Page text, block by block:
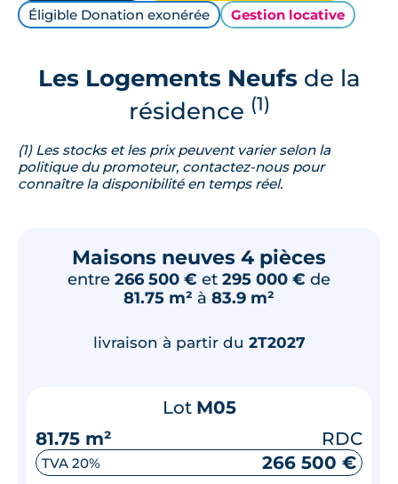
Éligible Donation exonérée
Gestion locative
Les Logements Neufsde la
résidence (1)
(1) Les stocks et les prix peuvent varier selon la
politique du promoteur, contactez-nous pour
connaître la disponibilité en temps réel.
Maisons neuves 4 pièces
entre 266 500 € et 295 000 € de
81.75 m² à 83.9 m²
livraison à partir du 2T2027
Lot M05
81.75 m²
RDC
TVA 20% 266 500 €